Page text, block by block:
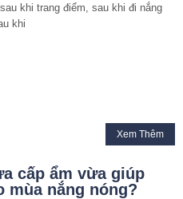
khi trang điểm, sau khi đi nắng
khi
Xem Thêm
cấp ẩm vừa giúp
mùa nắng nóng?